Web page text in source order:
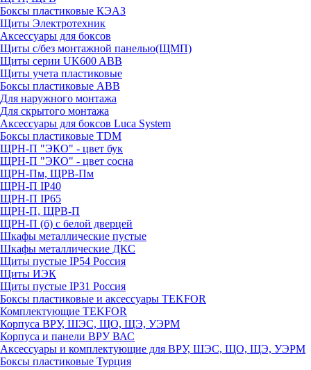
Боксы пластиковые КЭАЗ
Щиты Электротехник
Аксессуары для боксов
Щиты с/без монтажной панелью(ЩМП)
Щиты серии UK600 ABB
Щиты учета пластиковые
Боксы пластиковые ABB
Для наружного монтажа
Для скрытого монтажа
Аксессуары для боксов Luca System
Боксы пластиковые TDM
ЩРН-П "ЭКО" - цвет бук
ЩРН-П "ЭКО" - цвет сосна
ЩРН-Пм, ЩРВ-Пм
ЩРН-П IP40
ЩРН-П IP65
ЩРН-П, ЩРВ-П
ЩРН-П (б) с белой дверцей
Шкафы металлические пустые
Шкафы металлические ДКС
Щиты пустые IP54 Россия
Щиты ИЭК
Щиты пустые IP31 Россия
Боксы пластиковые и аксессуары TEKFOR
Комплектующие TEKFOR
Корпуса ВРУ, ШЭС, ЩО, ЩЭ, УЭРМ
Корпуса и панели ВРУ ВАС
Аксессуары и комплектующие для ВРУ, ШЭС, ЩО, ЩЭ, УЭРМ
Боксы пластиковые Турция